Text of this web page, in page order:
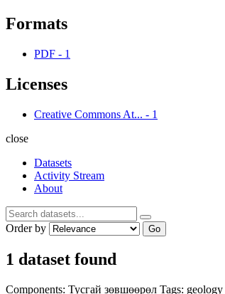
Formats
PDF - 1
Licenses
Creative Commons At... - 1
close
Datasets
Activity Stream
About
Order by Go
1 dataset found
Components: Тусгай зөвшөөрөл Tags: geology